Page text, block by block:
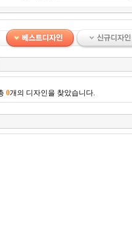
0개의 디자인을 찾았습니다.